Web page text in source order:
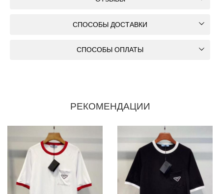
СПОСОБЫ ДОСТАВКИ
СПОСОБЫ ОПЛАТЫ
РЕКОМЕНДАЦИИ